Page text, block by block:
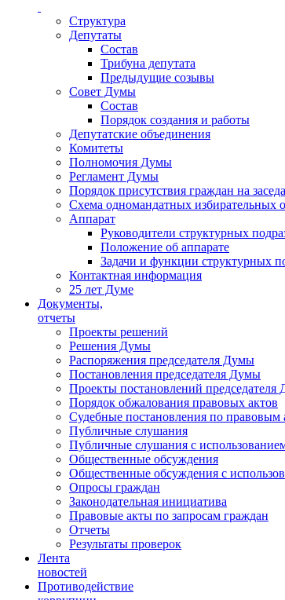
Структура
Депутаты
Состав
Трибуна депутата
Предыдущие созывы
Совет Думы
Состав
Порядок создания и работы
Депутатские объединения
Комитеты
Полномочия Думы
Регламент Думы
Порядок присутствия граждан на
Схема одномандатных избирательных
Аппарат
Руководители структурных
Положение об аппарате
Задачи и функции структурных
Контактная информация
25 лет Думе
Документы,
отчеты
Проекты решений
Решения Думы
Распоряжения председателя Думы
Постановления председателя Думы
Проекты постановлений председателя
Порядок обжалования правовых актов
Судебные постановления по правовым
Публичные слушания
Публичные слушания с
Общественные обсуждения
Общественные обсуждения с
Опросы граждан
Законодательная инициатива
Правовые акты по запросам граждан
Отчеты
Результаты проверок
Лента
новостей
Противодействие